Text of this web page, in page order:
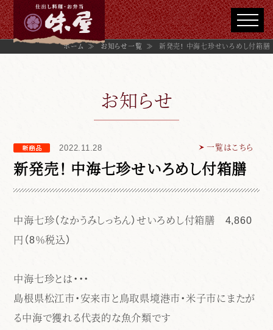
ホーム ≫ お知らせ一覧 ≫ 新発売！ 中海七珍せいろめし付箱膳
お知らせ
2022.11.28 一覧はこちら
新発売！ 中海七珍せいろめし付箱膳
中海七珍（なかうみしっちん）せいろめし付箱膳 4,860
円（8％税込）
中海七珍とは・・・
島根県松江市・安来市と鳥取県境港市・米子市にまたが
る中海で獲れる代表的な魚介類です